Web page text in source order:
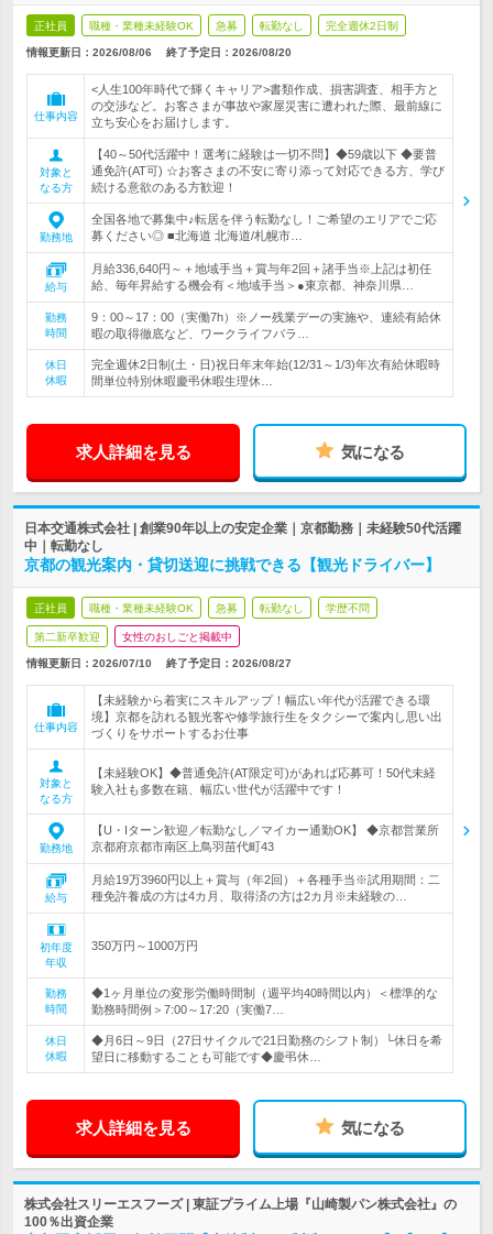
正社員 職種・業種未経験OK 急募 転勤なし 完全週休2日制
情報更新日：2026/08/06 終了予定日： 2026/08/20
仕事内容
<人生100年時代で輝くキャリア>書類作成、損害調査、相手方と
の交渉など。お客さまが事故や家屋災害に遭われた際、最前線に
立ち安心をお届けします。
対象と
なる方
【40～50代活躍中！選考に経験は一切不問】◆59歳以下 ◆要普
通免許(AT可) ☆お客さまの不安に寄り添って対応できる方、学び
続ける意欲のある方歓迎！
勤務地
全国各地で募集中♪転居を伴う転勤なし！ご希望のエリアでご応
募ください◎ ■北海道 北海道/札幌市…
給与
月給336,640円～＋地域手当＋賞与年2回＋諸手当※上記は初任
給、毎年昇給する機会有＜地域手当＞●東京都、神奈川県…
勤務
時間
9：00～17：00（実働7h）※ノー残業デーの実施や、連続有給休
暇の取得徹底など、ワークライフバラ…
休日
休暇
完全週休2日制(土・日)祝日年末年始(12/31～1/3)年次有給休暇時
間単位特別休暇慶弔休暇生理休…
求人詳細を見る 気になる
日本交通株式会社 | 創業90年以上の安定企業｜京都勤務｜未経験50代活躍
中｜転勤なし
京都の観光案内・貸切送迎に挑戦できる【観光ドライバー】
正社員 職種・業種未経験OK 急募 転勤なし 学歴不問
第二新卒歓迎 女性のおしごと掲載中
情報更新日：2026/07/10 終了予定日： 2026/08/27
仕事内容
【未経験から着実にスキルアップ！幅広い年代が活躍できる環
境】京都を訪れる観光客や修学旅行生をタクシーで案内し思い出
づくりをサポートするお仕事
対象と
なる方
【未経験OK】◆普通免許(AT限定可)があれば応募可！50代未経
験入社も多数在籍、幅広い世代が活躍中です！
勤務地
【U・Iターン歓迎／転勤なし／マイカー通勤OK】 ◆京都営業所
京都府京都市南区上鳥羽苗代町43
給与
月給19万3960円以上＋賞与（年2回）＋各種手当※試用期間：二
種免許養成の方は4カ月、取得済の方は2カ月※未経験の…
初年度
年収
350万円～1000万円
勤務
時間
◆1ヶ月単位の変形労働時間制（週平均40時間以内）＜標準的な
勤務時間例＞7:00～17:20（実働7…
休日
休暇
◆月6日～9日（27日サイクルで21日勤務のシフト制）└休日を希
望日に移動することも可能です◆慶弔休…
求人詳細を見る 気になる
株式会社スリーエスフーズ | 東証プライム上場『山崎製パン株式会社』の
100％出資企業